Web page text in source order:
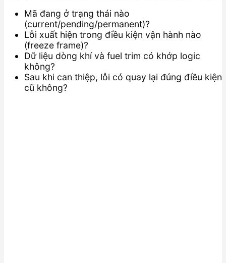
Mã đang ở trạng thái nào
(current/pending/permanent)?
Lỗi xuất hiện trong điều kiện vận hành nào
(freeze frame)?
Dữ liệu dòng khí và fuel trim có khớp logic
không?
Sau khi can thiệp, lỗi có quay lại đúng điều kiện
cũ không?